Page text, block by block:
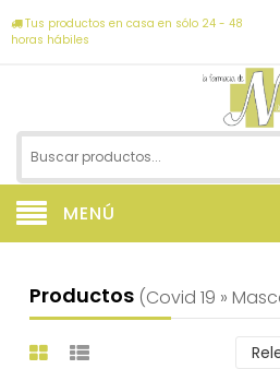
Tus productos en casa en sólo 24 - 48
horas hábiles
MENÚ
Productos (covid 19 »